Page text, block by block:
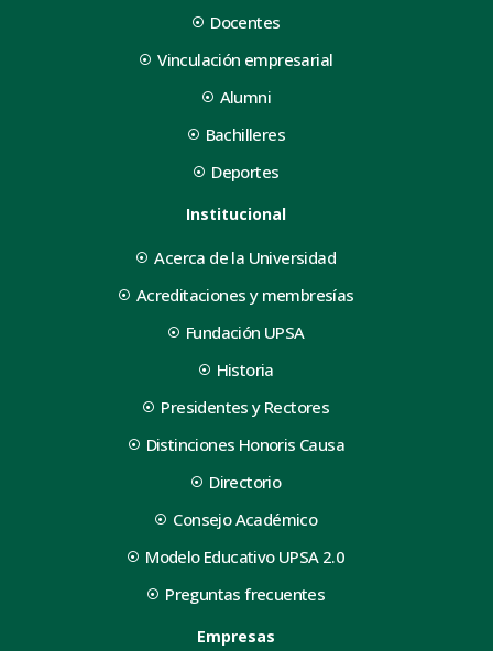
Docentes
Vinculación empresarial
Alumni
Bachilleres
Deportes
Institucional
Acerca de la Universidad
Acreditaciones y membresías
Fundación UPSA
Historia
Presidentes y Rectores
Distinciones Honoris Causa
Directorio
Consejo Académico
Modelo Educativo UPSA 2.0
Preguntas frecuentes
Empresas